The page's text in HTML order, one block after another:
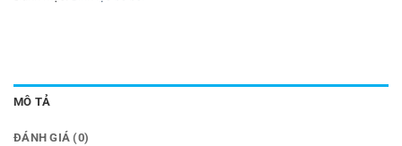
MÔ TẢ
ĐÁNH GIÁ (0)